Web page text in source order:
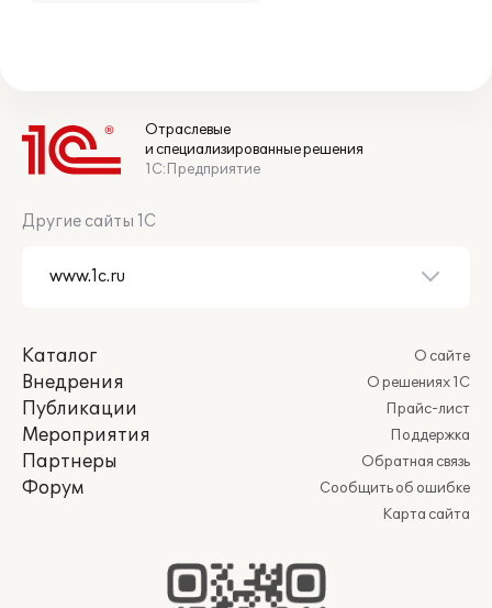
Отраслевые
и специализированные решения
1С:Предприятие
Другие сайты 1С
Каталог
Внедрения
Публикации
Мероприятия
Партнеры
Форум
О сайте
О решениях 1С
Прайс-лист
Поддержка
Обратная связь
Сообщить об ошибке
Карта сайта